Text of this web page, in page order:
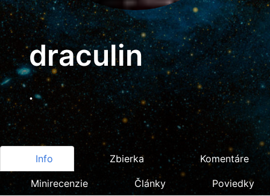
draculin
.
Info Zbierka Komentáre
Minirecenzie Články Poviedky